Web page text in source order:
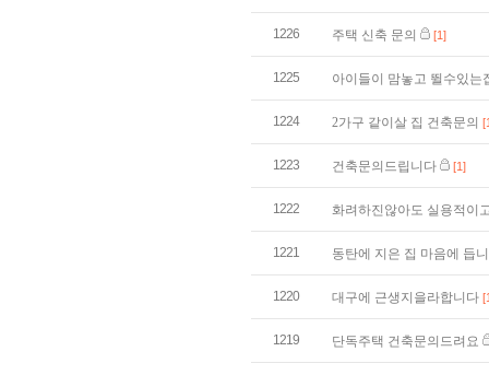
1226 주택 신축 문의 [1]
1225 아이들이 맘놓고 뛸수있는
1224 2가구 같이살 집 건축문의
1223 건축문의드립니다 [1]
1222 화려하진않아도 실용적이
1221 동탄에 지은 집 마음에 듭
1220 대구에 근생지을라합니다
1219 단독주택 건축문의드려요